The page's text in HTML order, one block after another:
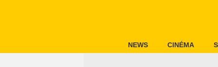
NEWS CINÉMA